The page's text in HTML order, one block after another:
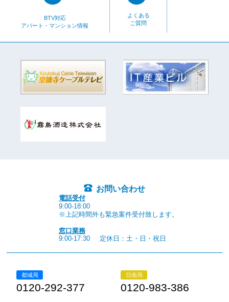
BTV対応
アパート・マンション情報
よくある
ご質問
お問い合わせ
電話受付
9:00-18:00
※上記時間外も緊急案件受付致します。
窓口業務
9:00-17:30
定休日：土・日・祝日
都城局
0120-292-377
日南局
0120-983-386